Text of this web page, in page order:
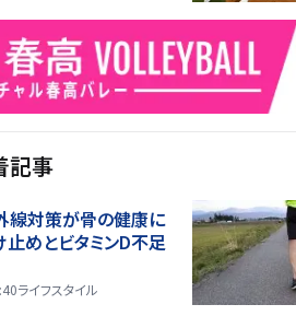
記事
線対策が骨の健康に
止めとビタミンD不足
ライフスタイル